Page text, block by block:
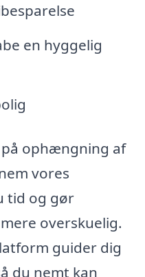
en hyggelig
ophængning af
vores
tid og gør
overskuelig.
guider dig
du nemt kan